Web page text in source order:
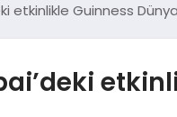
etkinlikle Guinness Dünya